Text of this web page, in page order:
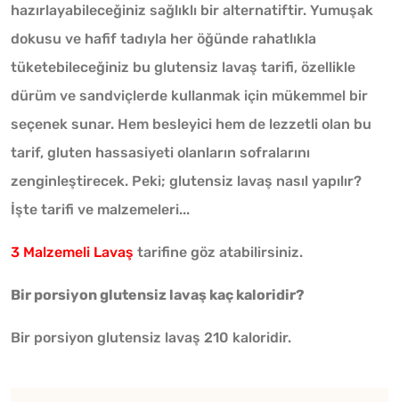
hazırlayabileceğiniz sağlıklı bir alternatiftir. Yumuşak
dokusu ve hafif tadıyla her öğünde rahatlıkla
tüketebileceğiniz bu glutensiz lavaş tarifi, özellikle
dürüm ve sandviçlerde kullanmak için mükemmel bir
seçenek sunar. Hem besleyici hem de lezzetli olan bu
tarif, gluten hassasiyeti olanların sofralarını
zenginleştirecek. Peki; glutensiz lavaş nasıl yapılır?
İşte tarifi ve malzemeleri...
3 Malzemeli Lavaş tarifine göz atabilirsiniz.
Bir porsiyon glutensiz lavaş kaç kaloridir?
Bir porsiyon glutensiz lavaş 210 kaloridir.